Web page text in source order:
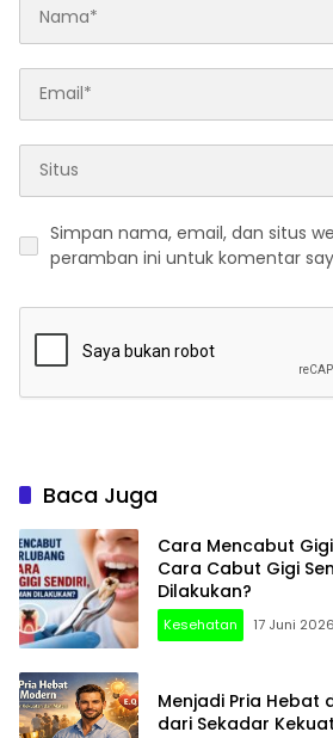
Simpan nama, email, dan situs
peramban ini untuk komentar
Baca Juga
Cara Mencabut
Cara Cabut Gigi
Dilakukan?
Kesehatan 17 Juni
Menjadi Pria Hebat
dari Sekadar